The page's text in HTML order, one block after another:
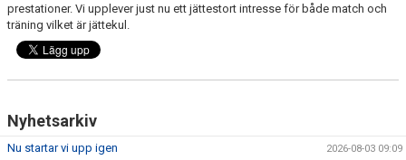
prestationer. Vi upplever just nu ett jättestort intresse för både match och
träning vilket är jättekul.
Nyhetsarkiv
Nu startar vi upp igen 2026-08-03 09:09